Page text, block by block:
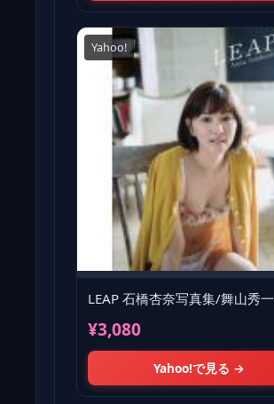
Yahoo!
LEAP 石橋杏奈写真集/舞山秀一
¥3,080
Yahoo!で見る →